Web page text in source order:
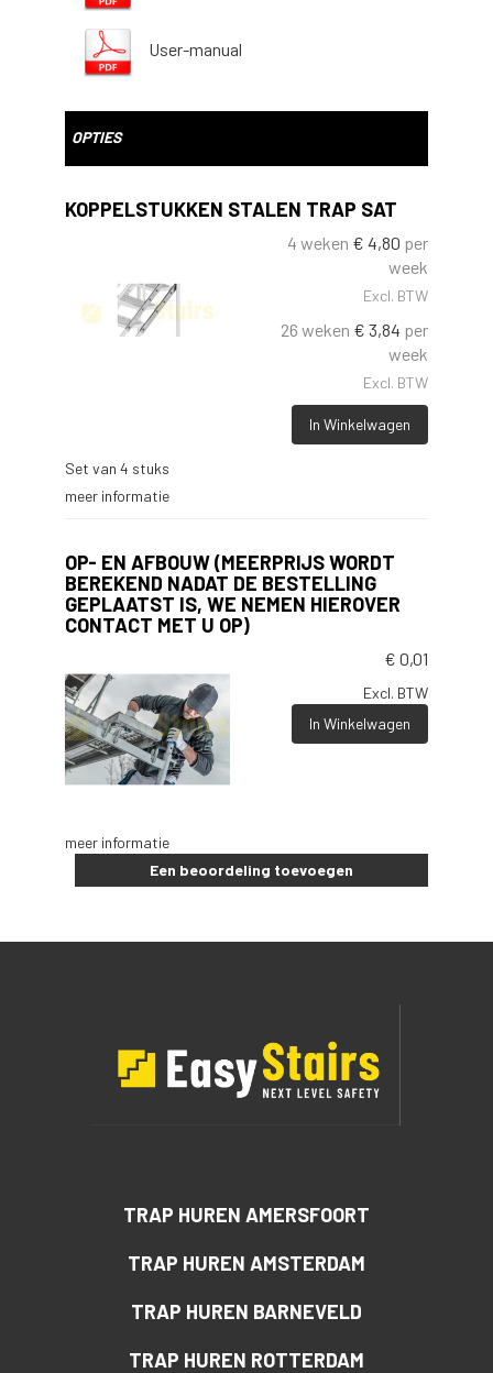
User-manual
OPTIES
KOPPELSTUKKEN STALEN TRAP SAT
4 weken € 4,80 per
week
Excl. BTW
26 weken € 3,84 per
week
Excl. BTW
In Winkelwagen
Set van 4 stuks
meer informatie
OP- EN AFBOUW (MEERPRIJS WORDT
BEREKEND NADAT DE BESTELLING
GEPLAATST IS, WE NEMEN HIEROVER
CONTACT MET U OP)
€ 0,01
Excl. BTW
In Winkelwagen
meer informatie
Een beoordeling toevoegen
TRAP HUREN AMERSFOORT
TRAP HUREN AMSTERDAM
TRAP HUREN BARNEVELD
TRAP HUREN ROTTERDAM